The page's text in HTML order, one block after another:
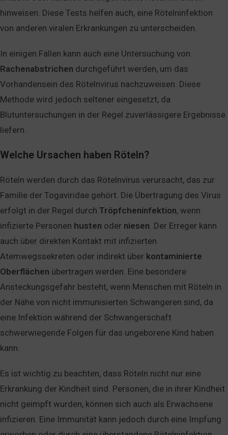
hinweisen. Diese Tests helfen auch, eine Rötelninfektion
von anderen viralen Erkrankungen zu unterscheiden.
In einigen Fällen kann auch eine Untersuchung von
Rachenabstrichen durchgeführt werden, um das
Vorhandensein des Rötelnvirus nachzuweisen. Diese
Methode wird jedoch seltener eingesetzt, da
Blutuntersuchungen in der Regel zuverlässigere Ergebnisse
liefern.
Welche Ursachen haben Röteln?
Röteln werden durch das Rötelnvirus verursacht, das zur
Familie der Togaviridae gehört. Die Übertragung des Virus
erfolgt in der Regel durch Tröpfcheninfektion, wenn
infizierte Personen husten oder niesen. Der Erreger kann
auch über direkten Kontakt mit infizierten
Atemwegssekreten oder indirekt über kontaminierte
Oberflächen übertragen werden. Eine besondere
Ansteckungsgefahr besteht, wenn Menschen mit Röteln in
der Nähe von nicht immunisierten Schwangeren sind, da
eine Infektion während der Schwangerschaft
schwerwiegende Folgen für das ungeborene Kind haben
kann.
Es ist wichtig zu beachten, dass Röteln nicht nur eine
Erkrankung der Kindheit sind. Personen, die in ihrer Kindheit
nicht geimpft wurden, können sich auch als Erwachsene
infizieren. Eine Immunität kann jedoch durch eine Impfung